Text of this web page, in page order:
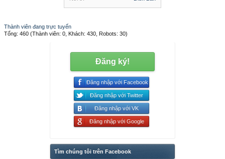
Thành viên đang trực tuyến
Tổng: 460 (Thành viên: 0, Khách: 430, Robots: 30)
Đăng ký!
Đăng nhập với Facebook
Đăng nhập với Twitter
Đăng nhập với VK
Đăng nhập với Google
Tìm chúng tôi trên Facebook